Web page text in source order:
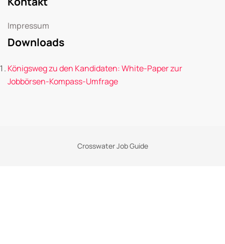
Impressum
Downloads
Königsweg zu den Kandidaten: White-Paper zur
Jobbörsen-Kompass-Umfrage
Crosswater Job Guide